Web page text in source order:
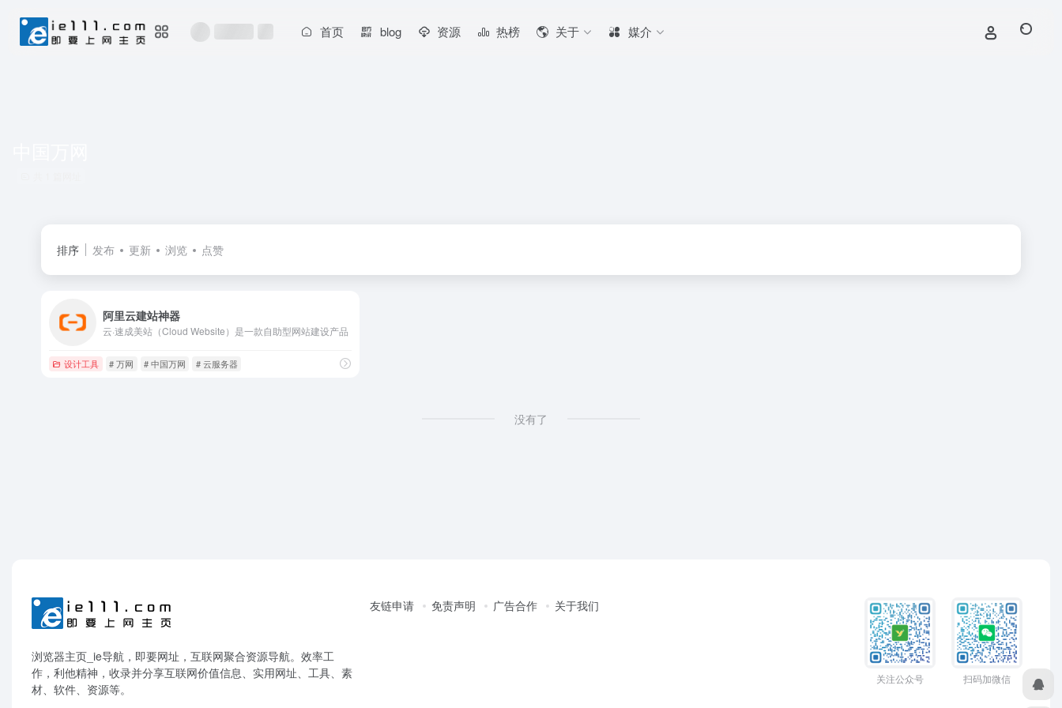
首页 blog 资源 热榜 关于 媒介
排序 发布 更新 浏览 点赞
阿里云建站神器
云·速成美站（Cloud Website）是一款自助型网站建设产品
设计工具 # 万网 # 中国万网 # 云服务器
没有了
浏览器主页_ie导航，即要网址，互联网聚合资源导航。效率工
作，利他精神，收录并分享互联网价值信息、实用网址、工具、素
材、软件、资源等。
友链申请 免责声明 广告合作 关于我们
关注公众号 扫码加微信